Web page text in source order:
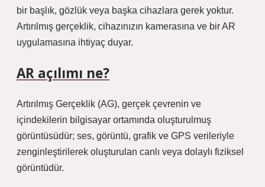
bir başlık, gözlük veya başka cihazlara gerek yoktur.
Artırılmış gerçeklik, cihazınızın kamerasına ve bir AR
uygulamasına ihtiyaç duyar.
AR açılımı ne?
Artırılmış Gerçeklik (AG), gerçek çevrenin ve
içindekilerin bilgisayar ortamında oluşturulmuş
görüntüsüdür; ses, görüntü, grafik ve GPS verileriyle
zenginleştirilerek oluşturulan canlı veya dolaylı fiziksel
görüntüdür.